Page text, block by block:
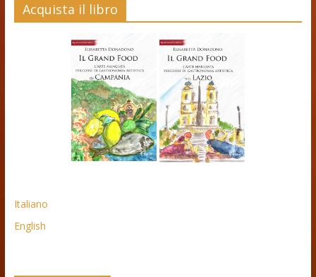
Acquista il libro
Italiano
English